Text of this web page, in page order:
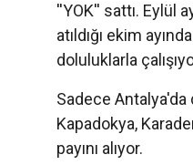
''YOK'' sattı. Eylül
atıldığı ekim
doluluklarla
Sadece
Kapadokya,
payını alıyor.